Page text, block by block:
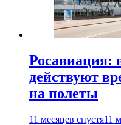
Росавиация:
действуют
на полеты
11 месяцев спустя11